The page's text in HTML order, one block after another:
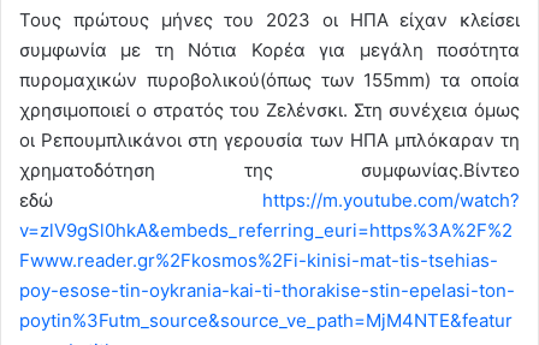
Τους πρώτους μήνες του 2023 οι ΗΠΑ είχαν κλείσει
συμφωνία με τη Νότια Κορέα για μεγάλη ποσότητα
πυρομαχικών πυροβολικού(όπως των 155mm) τα οποία
χρησιμοποιεί ο στρατός του Ζελένσκι. Στη συνέχεια όμως
οι Ρεπουμπλικάνοι στη γερουσία των ΗΠΑ μπλόκαραν τη
χρηματοδότηση της συμφωνίας.Βίντεο
εδώ https://m.youtube.com/watch?
v=zlV9gSl0hkA&embeds_referring_euri=https%3A%2F%2
Fwww.reader.gr%2Fkosmos%2Fi-kinisi-mat-tis-tsehias-
poy-esose-tin-oykrania-kai-ti-thorakise-stin-epelasi-ton-
poytin%3Futm_source&source_ve_path=MjM4NTE&featur